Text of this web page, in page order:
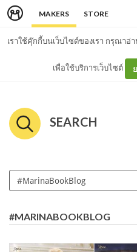
MAKERS STORE
เราใช้คุ๊กกี้บนเว็บไซต์ของเรา กรุณาอ่
เพื่อใช้บริการเว็บไซต์
SEARCH
#MARINABOOKBLOG